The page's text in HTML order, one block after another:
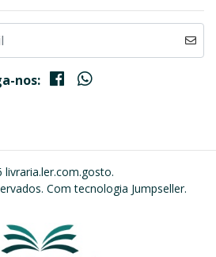
nos:
Com tecnologia Jumpseller.